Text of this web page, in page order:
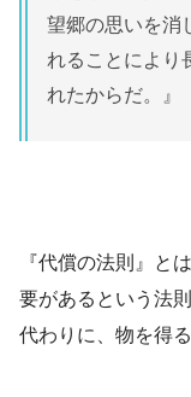
望郷の思いを消
れることにより
れたからだ。』
『代償の法則』と
要があるという法
代わりに、物を得